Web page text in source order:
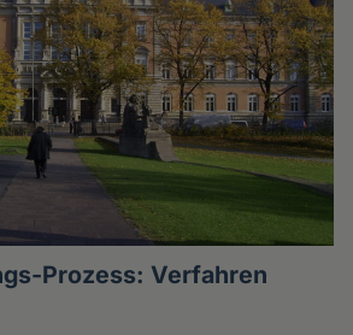
Prozess: Verfahren